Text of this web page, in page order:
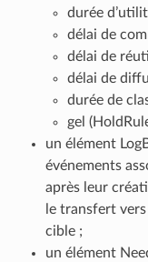
durée
délai de
délai de
délai de
durée de
gel
un élément
événements
après leur
le transfert
cible ;
un élément